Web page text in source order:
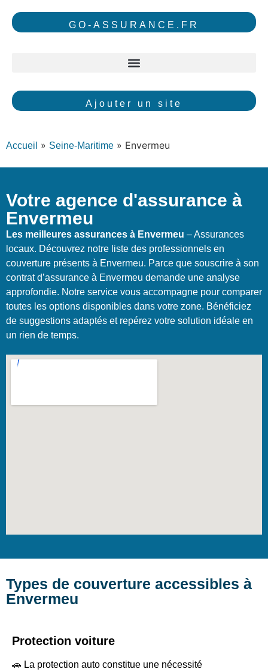
GO-ASSURANCE.FR
Ajouter un site
Accueil » Seine-Maritime » Envermeu
Votre agence d'assurance à
Envermeu
Les meilleures assurances à Envermeu – Assurances
locaux. Découvrez notre liste des professionnels en
couverture présents à Envermeu. Parce que souscrire à son
contrat d’assurance à Envermeu demande une analyse
approfondie. Notre service vous accompagne pour comparer
toutes les options disponibles dans votre zone. Bénéficiez
de suggestions adaptés et repérez votre solution idéale en
un rien de temps.
Types de couverture accessibles à
Envermeu
Protection voiture
🚗 La protection auto constitue une nécessité